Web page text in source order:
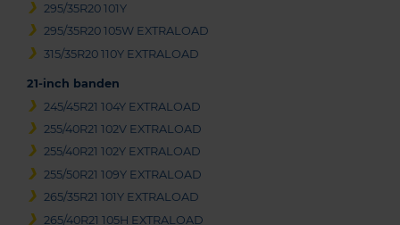
295/35R20 101Y
295/35R20 105W EXTRALOAD
315/35R20 110Y EXTRALOAD
21-inch banden
245/45R21 104Y EXTRALOAD
255/40R21 102V EXTRALOAD
255/40R21 102Y EXTRALOAD
255/50R21 109Y EXTRALOAD
265/35R21 101Y EXTRALOAD
265/40R21 105H EXTRALOAD